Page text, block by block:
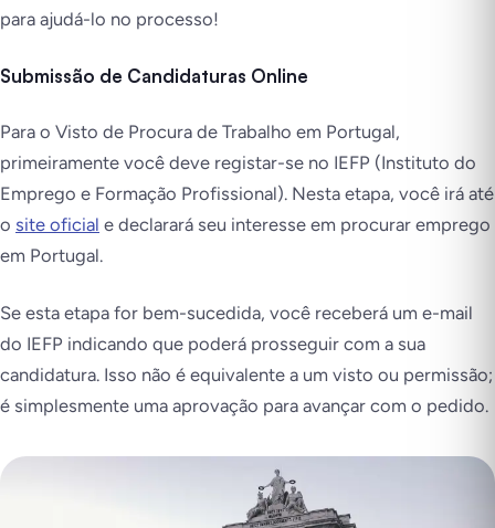
para ajudá-lo no processo!
Submissão de Candidaturas Online
Para o Visto de Procura de Trabalho em Portugal,
primeiramente você deve registar-se no IEFP (Instituto do
Emprego e Formação Profissional). Nesta etapa, você irá até
o site oficial e declarará seu interesse em procurar emprego
em Portugal.
Se esta etapa for bem-sucedida, você receberá um e-mail
do IEFP indicando que poderá prosseguir com a sua
candidatura. Isso não é equivalente a um visto ou permissão;
é simplesmente uma aprovação para avançar com o pedido.